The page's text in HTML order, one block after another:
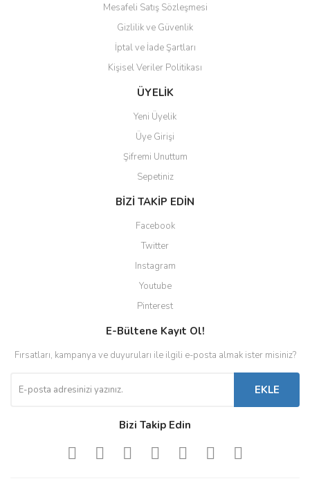
Gönder
Mesafeli Satış Sözleşmesi
Gizlilik ve Güvenlik
İptal ve İade Şartları
Kişisel Veriler Politikası
ÜYELİK
Yeni Üyelik
Üye Girişi
Şifremi Unuttum
Sepetiniz
BİZİ TAKİP EDİN
Facebook
Twitter
Instagram
Youtube
Pinterest
E-Bültene Kayıt Ol!
Fırsatları, kampanya ve duyuruları ile ilgili e-posta almak ister misiniz?
EKLE
Bizi Takip Edin